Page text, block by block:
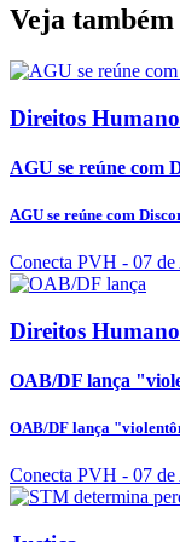
Veja também
Direitos
AGU se reúne com
AGU se reúne com
Conecta PVH - 07
Direitos
OAB/DF lança
OAB/DF lança
Conecta PVH - 07